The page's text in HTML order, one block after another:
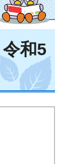
和5